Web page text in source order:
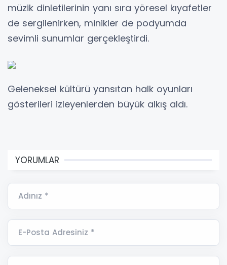
müzik dinletilerinin yanı sıra yöresel kıyafetler
de sergilenirken, minikler de podyumda
sevimli sunumlar gerçekleştirdi.
Geleneksel kültürü yansıtan halk oyunları
gösterileri izleyenlerden büyük alkış aldı.
YORUMLAR
Adınız *
E-Posta Adresiniz *